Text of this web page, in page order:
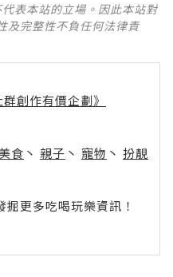
表本站的立場。因此本站對
及完整性不負任何法律責
創作有價企劃》
食 丶 親子 丶 寵物 丶 扮靚
更多吃喝玩樂資訊！